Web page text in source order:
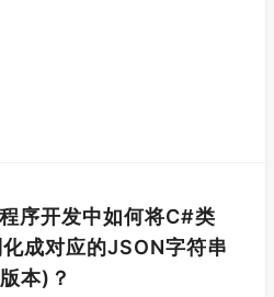
序开发中如何将C#类
成对应的JSON字符串
本)？